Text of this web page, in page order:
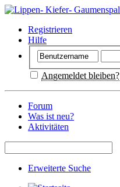
Registrieren
Hilfe
Angemeldet bleiben?
Forum
Was ist neu?
Aktivitäten
Erweiterte Suche